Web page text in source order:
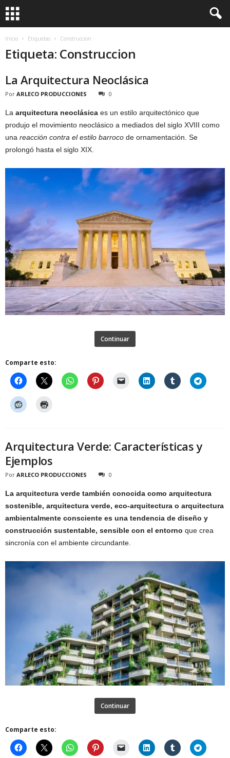
Inicio Etiquetas Construccion
Etiqueta: Construccion
La Arquitectura Neoclásica
Por ARLECO PRODUCCIONES 0
La arquitectura neoclásica es un estilo arquitectónico que
produjo el movimiento neoclásico a mediados del siglo XVIII como
una reacción contra el estilo barroco de ornamentación. Se
prolongó hasta el siglo XIX.
Continuar
Comparte esto:
Arquitectura Verde: Características y
Ejemplos
Por ARLECO PRODUCCIONES 0
La arquitectura verde también conocida como arquitectura
sostenible, arquitectura verde, eco-arquitectura o arquitectura
ambientalmente consciente es una tendencia de diseño y
construcción sustentable, sensible con el entorno que crea
sincronía con el ambiente circundante.
Continuar
Comparte esto: